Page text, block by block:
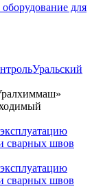
для
Уральский
сварных швов